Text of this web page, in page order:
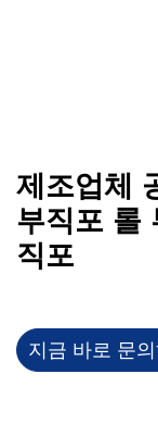
제조업체
부직포 롤
직포
지금 바로 문